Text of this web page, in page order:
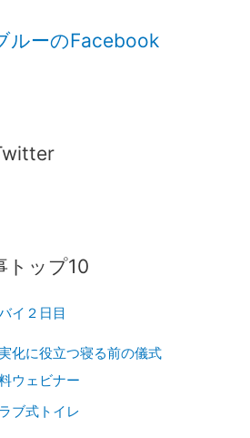
ルーのFacebook
トップ10
イ２日目
化に役立つ寝る前の儀式
ウェビナー
ブ式トイレ